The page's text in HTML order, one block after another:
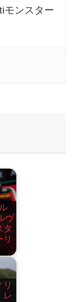
モンスター
ヴ
タ
リ
レ